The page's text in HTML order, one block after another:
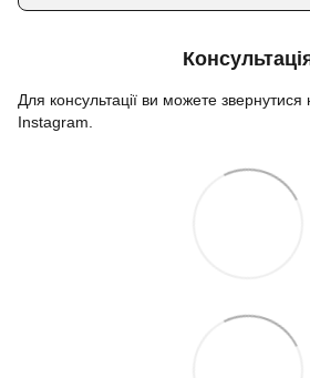
Для консультації ви можете звернутися
Instagram.